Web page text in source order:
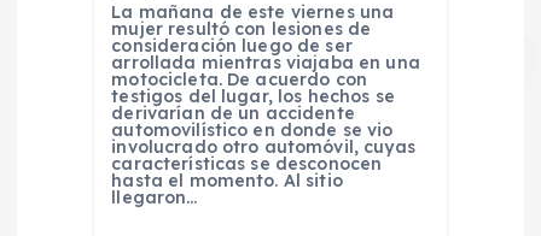
La mañana de este viernes una
mujer resultó con lesiones de
consideración luego de ser
arrollada mientras viajaba en una
motocicleta. De acuerdo con
testigos del lugar, los hechos se
derivarían de un accidente
automovilístico en donde se vio
involucrado otro automóvil, cuyas
características se desconocen
hasta el momento. Al sitio
llegaron…